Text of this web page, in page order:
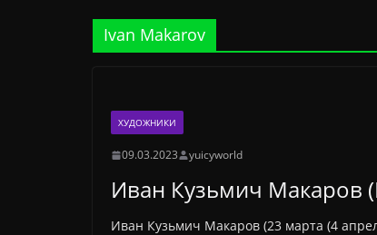
Ivan Makarov
ХУДОЖНИКИ
09.03.2023 yuicyworld
Иван Кузьмич Макаров
Иван Кузьмич Макаров (23 марта (4